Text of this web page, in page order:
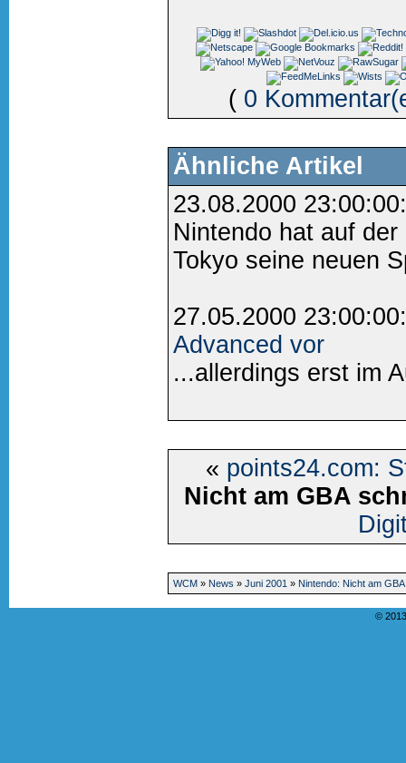
( 0
Ähnliche Artikel
23.08.2000
Nintendo hat auf
Tokyo seine neuen
27.05.2000
Advanced vor
...allerdings erst im
« points24.com:
Nicht am GBA
WCM » News » Juni 2001 » Nintendo: Nicht am
©